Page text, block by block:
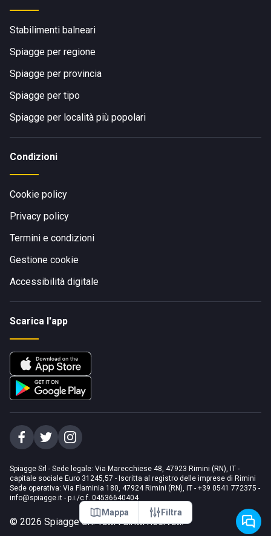
Mappa Filtra
Stabilimenti balneari
Spiagge per regione
Spiagge per provincia
Spiagge per tipo
Spiagge per località più popolari
Condizioni
Cookie policy
Privacy policy
Termini e condizioni
Gestione cookie
Accessibilità digitale
Scarica l'app
Spiagge Srl - Sede legale: Via Marecchiese 48, 47923 Rimini (RN), IT -
capitale sociale Euro 31245,57 - Iscritta al registro delle imprese di Rimini
Sede operativa: Via Flaminia 180, 47924 Rimini (RN), IT - +39 0541 772375 -
info@spiagge.it - p.i./c.f. 04536640404
© 2026 Spiagge Srl. Tutti i diritti riservati.